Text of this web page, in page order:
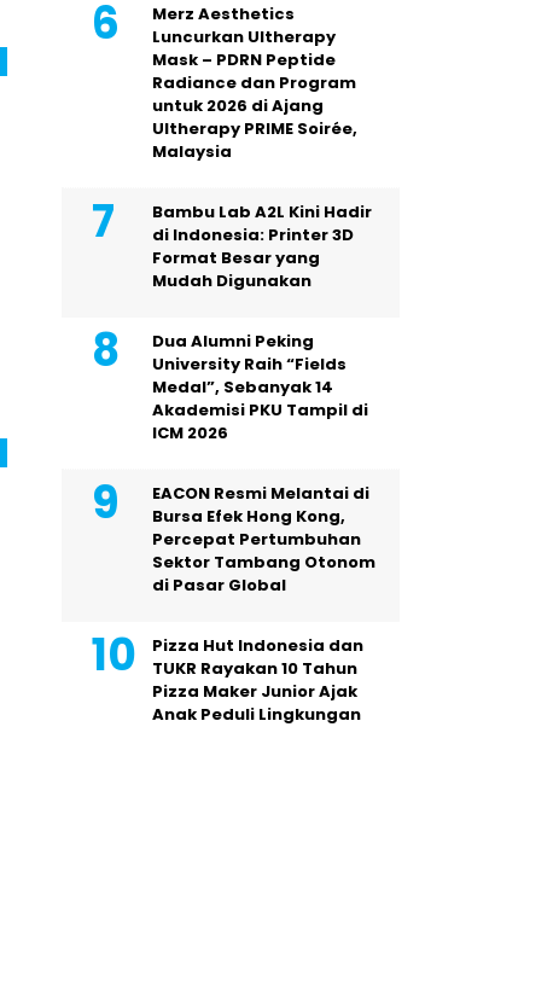
Merz Aesthetics
Luncurkan Ultherapy
Mask – PDRN Peptide
Radiance dan Program
untuk 2026 di Ajang
Ultherapy PRIME Soirée,
Malaysia
Bambu Lab A2L Kini Hadir
di Indonesia: Printer 3D
Format Besar yang
Mudah Digunakan
Dua Alumni Peking
University Raih “Fields
Medal”, Sebanyak 14
Akademisi PKU Tampil di
ICM 2026
EACON Resmi Melantai di
Bursa Efek Hong Kong,
Percepat Pertumbuhan
Sektor Tambang Otonom
di Pasar Global
Pizza Hut Indonesia dan
TUKR Rayakan 10 Tahun
Pizza Maker Junior Ajak
Anak Peduli Lingkungan